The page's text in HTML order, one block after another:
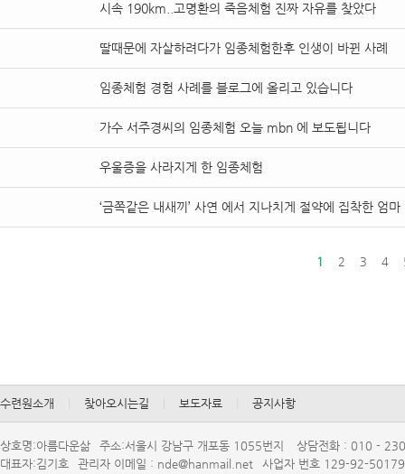
시속190km..고명환의죽음체험진짜자유를찾았다
딸때문에자살하려다가임종체험한후인생이바뀐사례
임종체험경험사례를블로그에올리고있습니다
가수서주경씨의임종체험오늘mbn에보도됩니다
우울증을사라지게한임종체험
‘금쪽같은내새끼’사연에서지나치게절약에집착한엄마
1 2 3 4
수련원소개 찾아오시는길 보도자료 공지사항
상호명:아름다운삶 주소:서울시강남구개포동1055번지
상담전화:010-
대표자:김기호
관리자이메일:nde@hanmail.net 사업자번호129-92-50179